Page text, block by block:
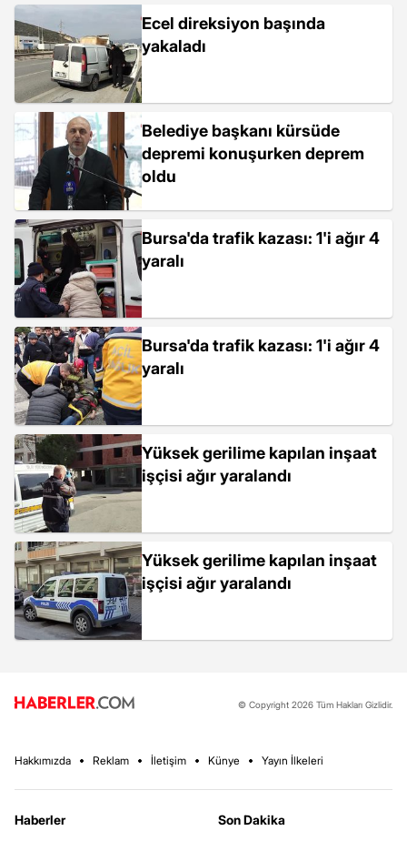
Ecel direksiyon başında
yakaladı
Belediye başkanı kürsüde
depremi konuşurken deprem
oldu
Bursa'da trafik kazası: 1'i ağır 4
yaralı
Bursa'da trafik kazası: 1'i ağır 4
yaralı
Yüksek gerilime kapılan inşaat
işçisi ağır yaralandı
Yüksek gerilime kapılan inşaat
işçisi ağır yaralandı
© Copyright 2026 Tüm Hakları Gizlidir.
Hakkımızda Reklam İletişim Künye Yayın İlkeleri
Haberler
Son Dakika